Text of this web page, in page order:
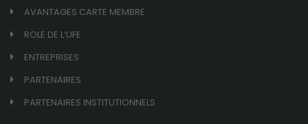
AVANTAGES CARTE MEMBRE
ROLE DE L’UFE
ENTREPRISES
PARTENAIRES
PARTENAIRES INSTITUTIONNELS